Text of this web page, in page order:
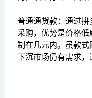
普通通货款：通过
采购，优势是价格
制在几元内。虽款
下沉市场仍有需求，